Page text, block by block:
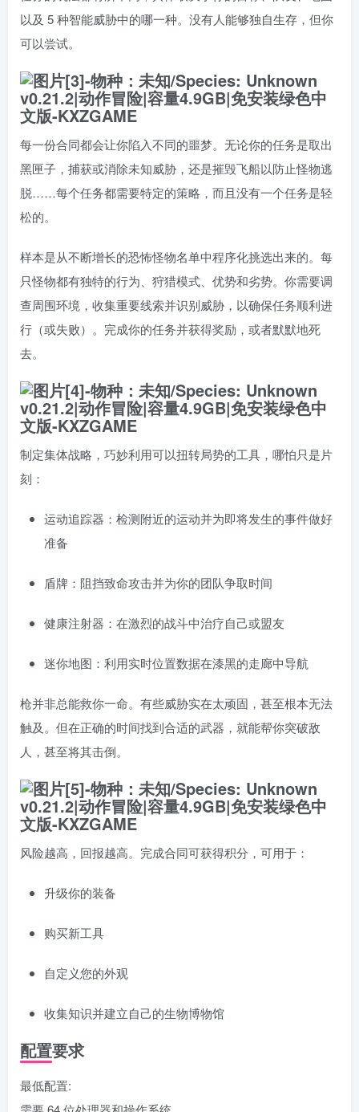
以及 5 种智能威胁中的哪一种。没有人能够独自生存，但你
可以尝试。
每一份合同都会让你陷入不同的噩梦。无论你的任务是取出
黑匣子，捕获或消除未知威胁，还是摧毁飞船以防止怪物逃
脱……每个任务都需要特定的策略，而且没有一个任务是轻
松的。
样本是从不断增长的恐怖怪物名单中程序化挑选出来的。每
只怪物都有独特的行为、狩猎模式、优势和劣势。你需要调
查周围环境，收集重要线索并识别威胁，以确保任务顺利进
行（或失败）。完成你的任务并获得奖励，或者默默地死
去。
制定集体战略，巧妙利用可以扭转局势的工具，哪怕只是片
刻：
运动追踪器：检测附近的运动并为即将发生的事件做好
准备
盾牌：阻挡致命攻击并为你的团队争取时间
健康注射器：在激烈的战斗中治疗自己或盟友
迷你地图：利用实时位置数据在漆黑的走廊中导航
枪并非总能救你一命。有些威胁实在太顽固，甚至根本无法
触及。但在正确的时间找到合适的武器，就能帮你突破敌
人，甚至将其击倒。
风险越高，回报越高。完成合同可获得积分，可用于：
升级你的装备
购买新工具
自定义您的外观
收集知识并建立自己的生物博物馆
配置要求
最低配置: